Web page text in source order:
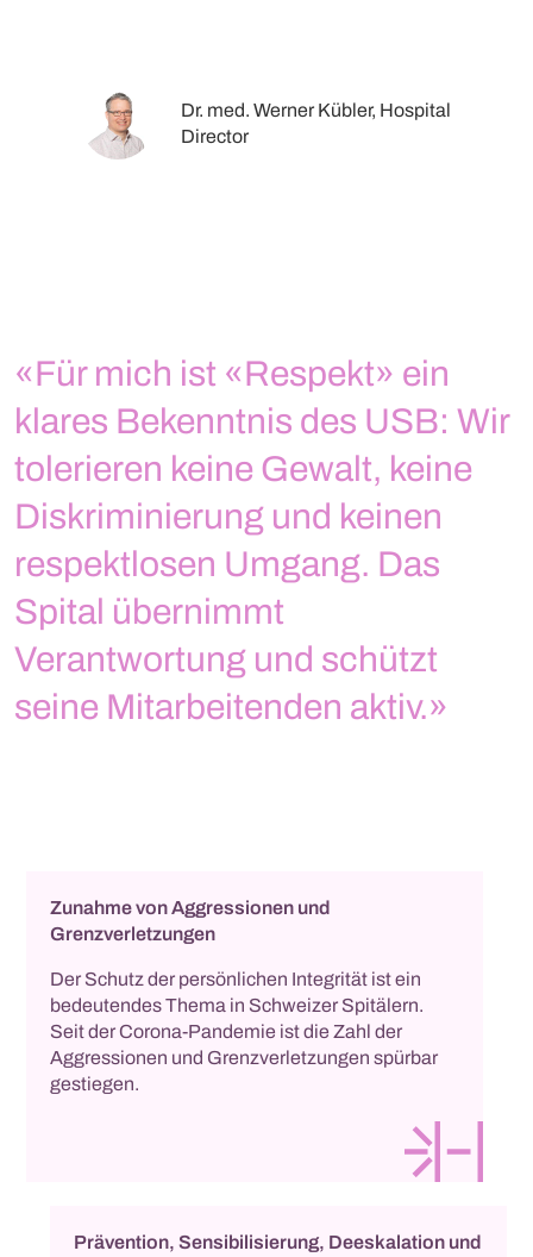
«Für mich ist «Respekt» ein
klares Bekenntnis des USB: Wir
tolerieren keine Gewalt, keine
Diskriminierung und keinen
respektlosen Umgang. Das
Spital übernimmt
Verantwortung und schützt
seine Mitarbeitenden aktiv.»
Dr. med. Werner Kübler, Hospital
Director
Zunahme von Aggressionen und
Grenzverletzungen
Der Schutz der persönlichen Integrität ist ein
bedeutendes Thema in Schweizer Spitälern.
Seit der Corona-Pandemie ist die Zahl der
Aggressionen und Grenzverletzungen spürbar
gestiegen.
Prävention, Sensibilisierung, Deeskalation und